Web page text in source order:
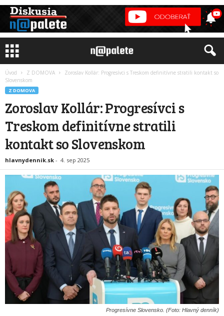
Úvod Z DOMOVA
Zoroslav Kollár: Progresívci s Treskom definitívne stratili kontakt so
Slovenskom
Z DOMOVA
Zoroslav Kollár: Progresívci s
Treskom definitívne stratili
kontakt so Slovenskom
hlavnydennik.sk - 4. sep 2025
Progresívne Slovensko. (Foto: Hlavný denník)